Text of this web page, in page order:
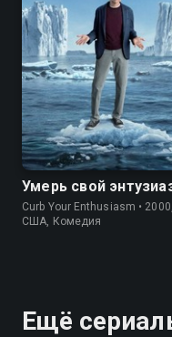
7.6 8.8
Умерь свой
Curb Your Enthusiasm • 2000,
США, Комедия
Ещё